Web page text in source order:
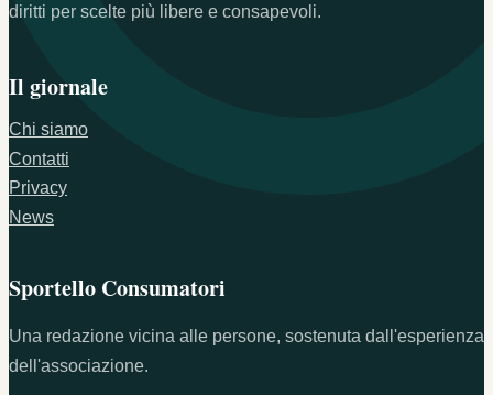
diritti per scelte più libere e consapevoli.
Il giornale
Chi siamo
Contatti
Privacy
News
Sportello Consumatori
Una redazione vicina alle persone, sostenuta dall'esperienza
dell'associazione.